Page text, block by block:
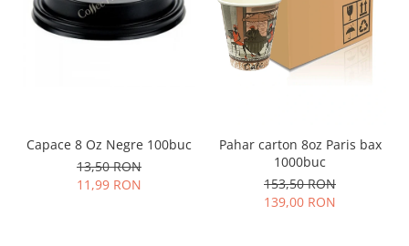
Capace 8 Oz Negre 100buc
13,50 RON
11,99 RON
Pahar carton 8oz Paris bax
1000buc
153,50 RON
139,00 RON